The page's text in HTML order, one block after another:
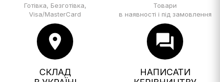
Готівка, Безготівка,
Visa/MasterCard
Товари
в наявності і під замовлення
location_on
СКЛАД
forum
НАПИСАТИ